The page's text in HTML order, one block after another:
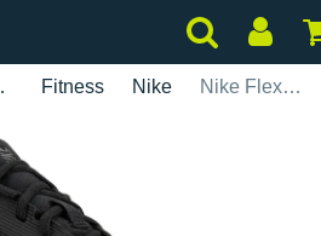
Fitness Nike Nike Flex Train